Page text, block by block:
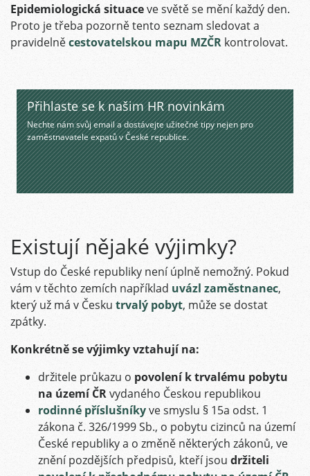
Epidemiologická situaceve světě se mění každý den.
Proto je třeba pozorně tento seznam sledovat a
pravidelněcestovatelskou mapu MZČR kontrolovat.
Přihlaste se k našim HR novinkám
Nechte nám svůj email a dostávejte užitečné tipy nejen pro
zaměstnavatele expatů v České republice.
Existují nějaké výjimky?
Vstup do České republiky není úplně nemožný. Pokud
vám v těchto zemích například uvázl zaměstnanec,
který už má v Česku trvalý pobyt, může se dostat
zpátky.
Konkrétně se výjimky vztahují na:
držitele průkazu o povolení k trvalému pobytu
na území ČRvydaného Českou republikou
rodinné příslušníkyve smyslu § 15a odst. 1
zákona č. 326/1999 Sb., o pobytu cizinců na území
České republiky a o změně některých zákonů, ve
znění pozdějších předpisů, kteří jsou držiteli